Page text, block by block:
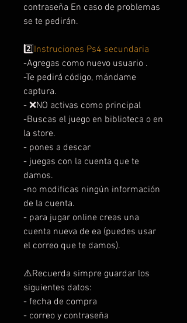
contraseña En caso de problemas
se te pedirán.
2️⃣Instruciones Ps4 secundaria
-Agregas como nuevo usuario .
-Te pedirá código, mándame
captura.
- ❌NO activas como principal
-Buscas el juego en biblioteca o en
la store.
- pones a descar
- juegas con la cuenta que te
damos.
-no modificas ningún información
de la cuenta.
- para jugar online creas una
cuenta nueva de ea (puedes usar
el correo que te damos).
⚠️Recuerda simpre guardar los
siguientes datos:
- fecha de compra
- correo y contraseña